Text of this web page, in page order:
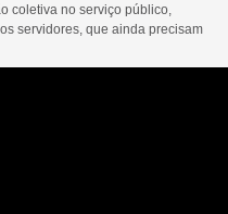
coletiva no serviço público,
servidores, que ainda precisam